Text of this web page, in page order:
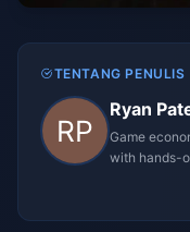
TENTANG PENULIS
Ryan
Game
with hands-